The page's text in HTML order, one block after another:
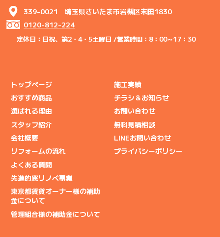
339-0021 埼玉県さいたま市岩槻区末田1830
0120-812-224
定休日：日祝、第2・4・5土曜日 /営業時間：8：00～17：30
トップページ
おすすめ商品
選ばれる理由
スタッフ紹介
会社概要
リフォームの流れ
よくある質問
先進的窓リノベ事業
東京都賃貸オーナー様の補助
金について
管理組合様の補助金について
施工実績
チラシ＆お知らせ
お問い合わせ
無料見積相談
LINEお問い合わせ
プライバシーポリシー